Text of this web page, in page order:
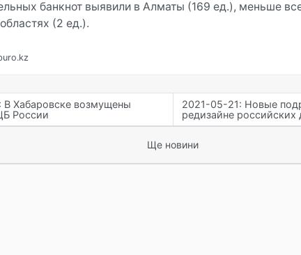
банкнот выявили в Алматы (169 ед.), меньше
(2 ед.).
В Хабаровске возмущены
России
2021-05-21: Новые
редизайне российских
Ще новини